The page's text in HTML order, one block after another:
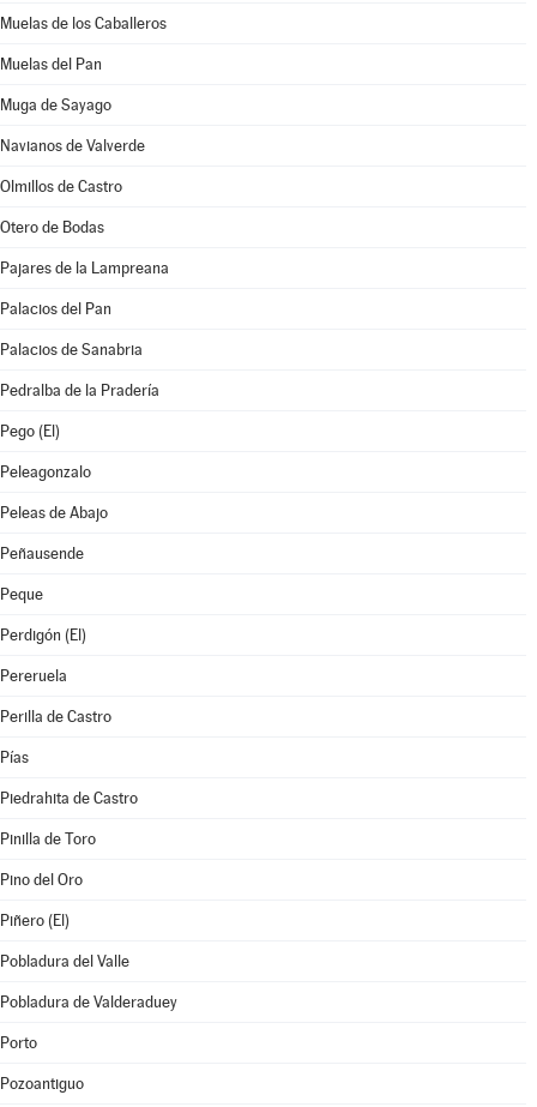
Muelas de los Caballeros
Muelas del Pan
Muga de Sayago
Navianos de Valverde
Olmillos de Castro
Otero de Bodas
Pajares de la Lampreana
Palacios del Pan
Palacios de Sanabria
Pedralba de la Pradería
Pego (El)
Peleagonzalo
Peleas de Abajo
Peñausende
Peque
Perdigón (El)
Pereruela
Perilla de Castro
Pías
Piedrahita de Castro
Pinilla de Toro
Pino del Oro
Piñero (El)
Pobladura del Valle
Pobladura de Valderaduey
Porto
Pozoantiguo